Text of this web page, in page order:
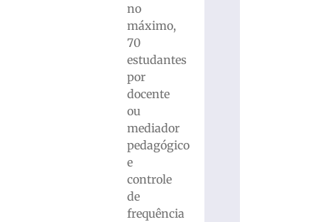
no
máximo,
70
estudantes
por
docente
ou
mediador
pedagógico
e
controle
de
frequência